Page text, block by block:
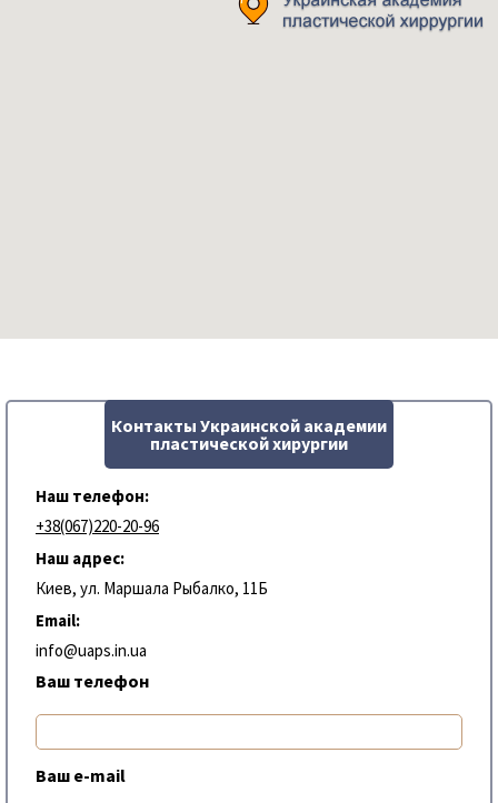
Контакты Украинской академии
пластической хирургии
Наш телефон:
+38(067)220-20-96
Наш адрес:
Киев, ул. Маршала Рыбалко, 11Б
Email:
info@uaps.in.ua
Ваш телефон
Ваш e-mail